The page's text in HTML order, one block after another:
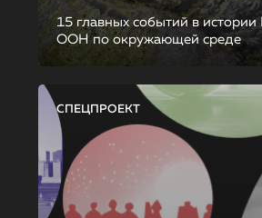
15 главных событий в
ООН по окружающей среде
СПЕЦПРОЕКТ